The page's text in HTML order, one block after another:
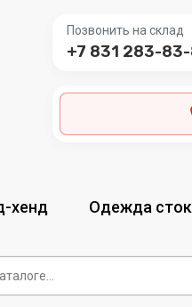
Позвонить на склад
+7 831 283-
хенд Одежда сток